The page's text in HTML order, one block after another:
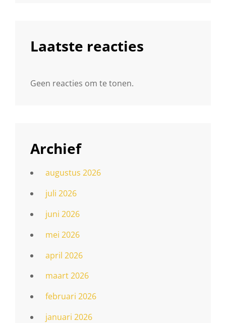
Laatste reacties
Geen reacties om te tonen.
Archief
augustus 2026
juli 2026
juni 2026
mei 2026
april 2026
maart 2026
februari 2026
januari 2026